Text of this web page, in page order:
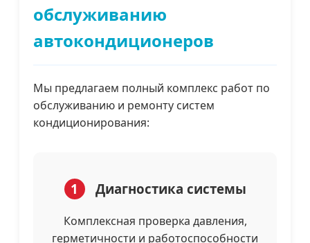
обслуживанию
автокондиционеров
Мы предлагаем полный комплекс работ по
обслуживанию и ремонту систем
кондиционирования:
1 Диагностика системы
Комплексная проверка давления,
герметичности и работоспособности